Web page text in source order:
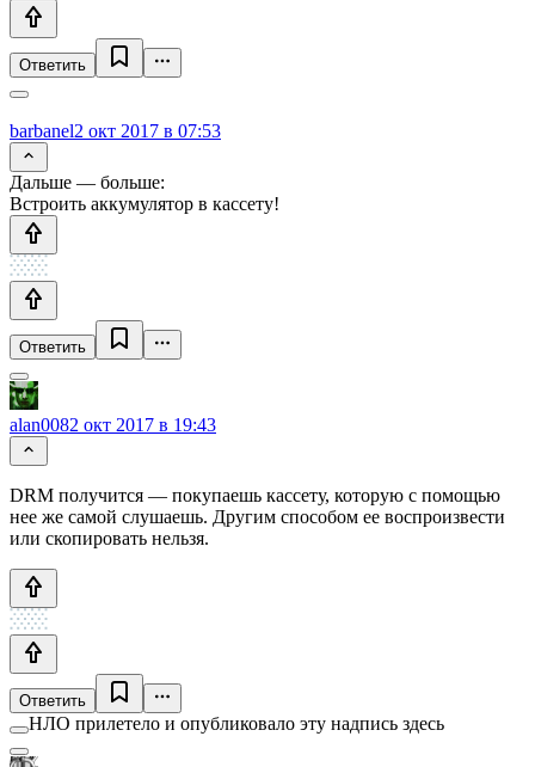
Ответить
barbanel2 окт 2017 в 07:53
Дальше — больше:
Встроить аккумулятор в кассету!
Ответить
alan0082 окт 2017 в 19:43
DRM получится — покупаешь кассету, которую с помощью
нее же самой слушаешь. Другим способом ее воспроизвести
или скопировать нельзя.
Ответить
НЛО прилетело и опубликовало эту надпись здесь